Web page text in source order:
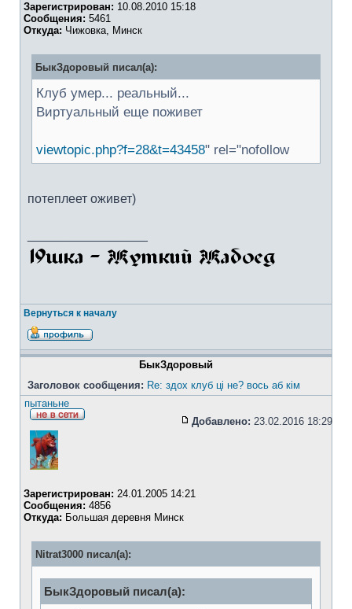
Зарегистрирован: 10.08.2010 15:18
Сообщения: 5461
Откуда: Чижовка, Минск
БыкЗдоровый писал(а):
Клуб умер... реальный...
Виртуальный еще поживет
viewtopic.php?f=28&t=43458" rel="nofollow
потеплеет оживет)
Вернуться к началу
БыкЗдоровый
Заголовок сообщения: Re: здох клуб ці не? вось аб кім
пытаньне
Добавлено: 23.02.2016 18:29
Зарегистрирован: 24.01.2005 14:21
Сообщения: 4856
Откуда: Большая деревня Минск
Nitrat3000 писал(а):
БыкЗдоровый писал(а):